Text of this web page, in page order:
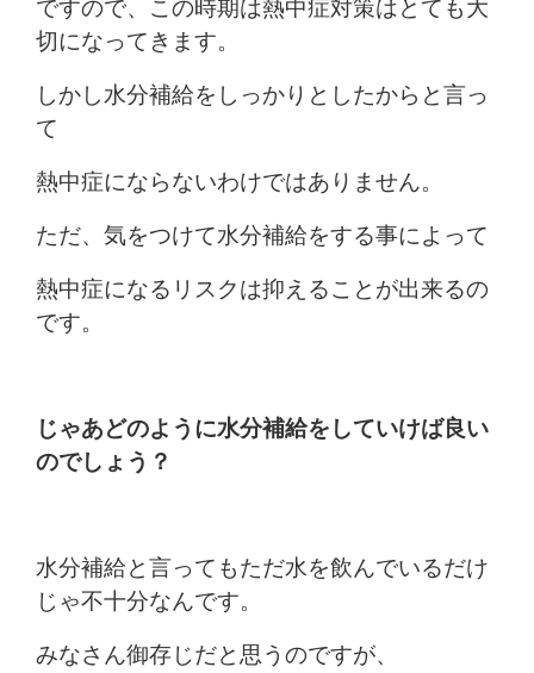
ですので、この時期は熱中症対策はとても大
切になってきます。
しかし水分補給をしっかりとしたからと言っ
て
熱中症にならないわけではありません。
ただ、気をつけて水分補給をする事によって
熱中症になるリスクは抑えることが出来るの
です。
じゃあどのように水分補給をしていけば良い
のでしょう？
水分補給と言ってもただ水を飲んでいるだけ
じゃ不十分なんです。
みなさん御存じだと思うのですが、